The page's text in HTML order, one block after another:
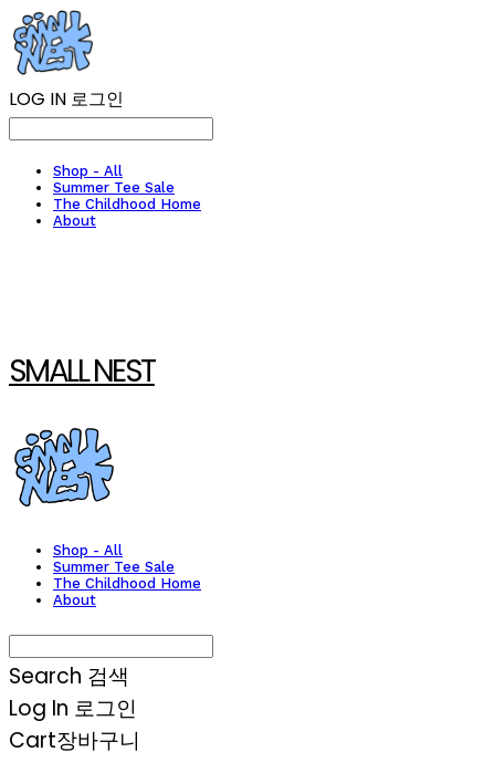
LOG IN 로그인
Shop - All
Summer Tee Sale
The Childhood Home
About
SMALL NEST
Shop - All
Summer Tee Sale
The Childhood Home
About
Search 검색
Log In 로그인
Cart장바구니